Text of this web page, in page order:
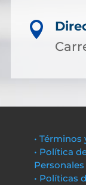

•
• Política
Personales
• Políticas